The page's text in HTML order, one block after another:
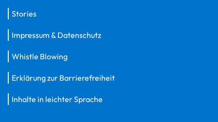
Stories
Impressum & Datenschutz
Whistle Blowing
Erklärung zur Barrierefreiheit
Inhalte in leichter Sprache